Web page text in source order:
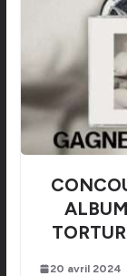
20 avril 2024